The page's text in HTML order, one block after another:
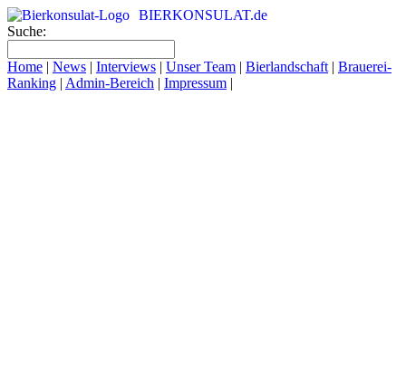
BIERKONSULAT.de
Suche:
Home | News | Interviews | Unser Team | Bierlandschaft | Brauerei-
Ranking | Admin-Bereich | Impressum |